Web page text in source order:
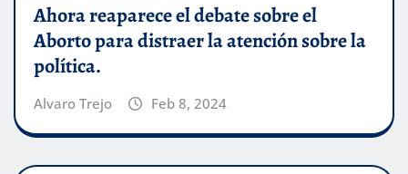
Ahora reaparece el debate sobre el
Aborto para distraer la atención sobre la
política.
Alvaro Trejo Feb 8, 2024